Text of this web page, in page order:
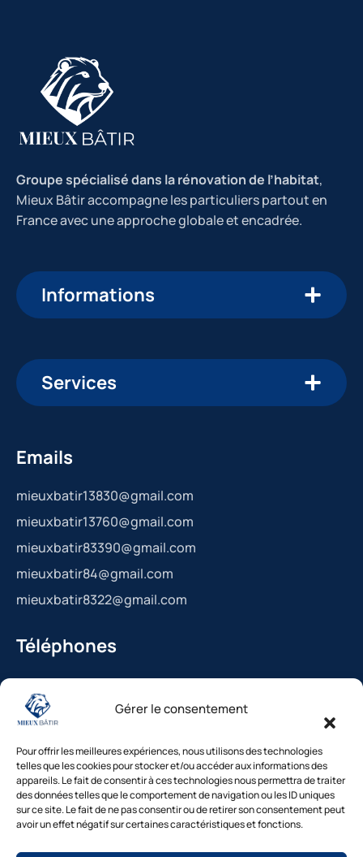
Gérer le consentement
Pour offrir les meilleures expériences, nous utilisons des technologies
telles que les cookies pour stocker et/ou accéder aux informations des
appareils. Le fait de consentir à ces technologies nous permettra de traiter
des données telles que le comportement de navigation ou les ID uniques
sur ce site. Le fait de ne pas consentir ou de retirer son consentement peut
avoir un effet négatif sur certaines caractéristiques et fonctions.
Groupe spécialisé dans la rénovation de l’habitat,
Mieux Bâtir accompagne les particuliers partout en
France avec une approche globale et encadrée.
Informations
Services
Emails
mieuxbatir13830@gmail.com
mieuxbatir13760@gmail.com
mieuxbatir83390@gmail.com
mieuxbatir84@gmail.com
mieuxbatir8322@gmail.com
Téléphones
La Bédoule : 04.42.36.29.99
St-Cannat : 04.42.36.29.99
Cavaillon : 04.84.85.88.94
Le Beausset : 04.94.38.22.19